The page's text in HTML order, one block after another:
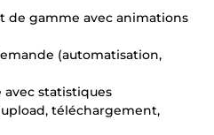
de gamme avec animations
(automatisation,
avec statistiques
téléchargement,